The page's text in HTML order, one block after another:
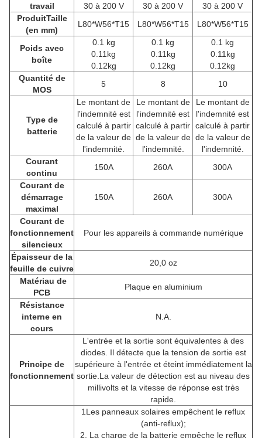
travail
30 à 200 V
30 à 200 V
30 à 200 V
ProduitTaille
(en mm)
L80*W56*T15 L80*W56*T15 L80*W56*T15
Poids avec
boîte
0.1 kg
0.11kg
0.12kg
0.1 kg
0.11kg
0.12kg
0.1 kg
0.11kg
0.12kg
Quantité de
MOS
5 8 10
Type de
batterie
Le montant de
l'indemnité est
calculé à partir
de la valeur de
l'indemnité.
Le montant de
l'indemnité est
calculé à partir
de la valeur de
l'indemnité.
Le montant de
l'indemnité est
calculé à partir
de la valeur de
l'indemnité.
Courant
continu
150A 260A
300A
Courant de
démarrage
maximal
150A 260A 300A
Courant de
fonctionnement
silencieux
Pour les appareils à commande numérique
Épaisseur de la
feuille de cuivre
20,0 oz
Matériau de
PCB
Plaque en aluminium
Résistance
interne en
cours
N.A.
Principe de
fonctionnement
L'entrée et la sortie sont équivalentes à des
diodes. Il détecte que la tension de sortie est
supérieure à l'entrée et éteint immédiatement la
sortie.La valeur de détection est au niveau des
millivolts et la vitesse de réponse est très
rapide.
1Les panneaux solaires empêchent le reflux
(anti-reflux);
2. La charge de la batterie empêche le reflux